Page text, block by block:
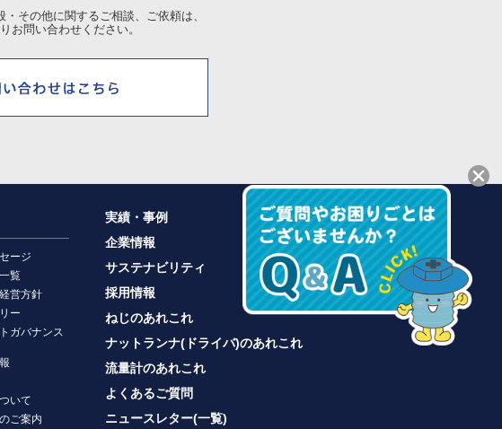
その他に関するご相談、ご依頼は、
お問い合わせください。
ージ
覧
営方針
ー
ガバナンス
いて
ご案内
実績・事例
企業情報
サステナビリティ
採用情報
ねじのあれこれ
ナットランナ(ドライバ)のあれこれ
流量計のあれこれ
よくあるご質問
ニュースレター(一覧)